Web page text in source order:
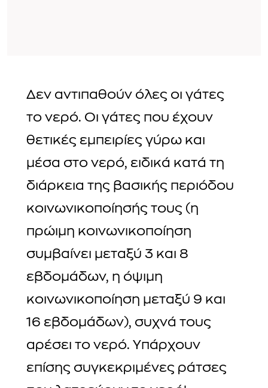
Δεν αντιπαθούν όλες οι γάτες
το νερό. Οι γάτες που έχουν
θετικές εμπειρίες γύρω και
μέσα στο νερό, ειδικά κατά τη
διάρκεια της βασικής περιόδου
κοινωνικοποίησής τους (η
πρώιμη κοινωνικοποίηση
συμβαίνει μεταξύ 3 και 8
εβδομάδων, η όψιμη
κοινωνικοποίηση μεταξύ 9 και
16 εβδομάδων), συχνά τους
αρέσει το νερό. Υπάρχουν
επίσης συγκεκριμένες ράτσες